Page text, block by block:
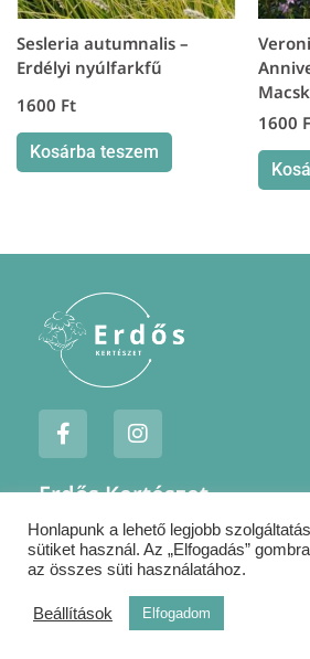
Sesleria autumnalis –
Erdélyi nyúlfarkfű
1600 Ft
Kosárba teszem
1600
F
a
c
e
o
o
k
f
I
n
s
t
g
r
a
m
Erdős Kertészet
Jogi nyilatkozatok
Szállítás
Kapcsolat
Honlapunk a lehető legjobb
sütiket használ. Az „Elfogadás”
az összes süti használatához.
Beállítások Elfogadom